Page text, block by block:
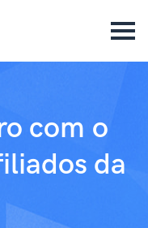
com o
da